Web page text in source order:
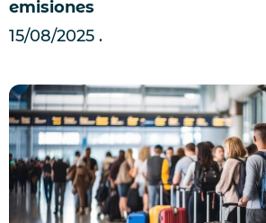
emisiones
15/08/2025